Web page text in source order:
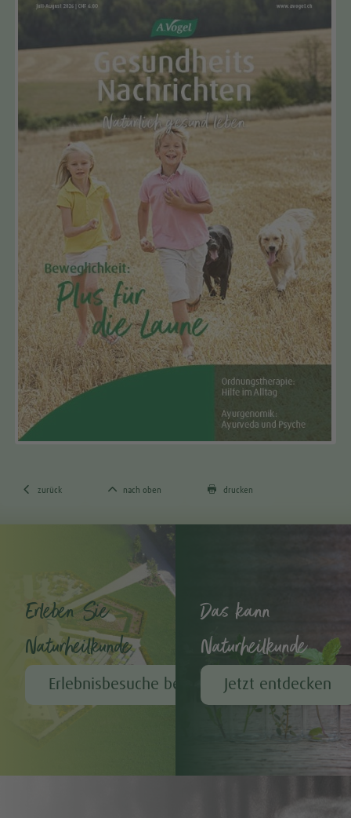
 zurück  nach oben  drucken
Erleben Sie
Naturheilkunde
Erlebnisbesuche bei A.Vogel
Das kann
Naturheilkunde
Jetzt entdecken